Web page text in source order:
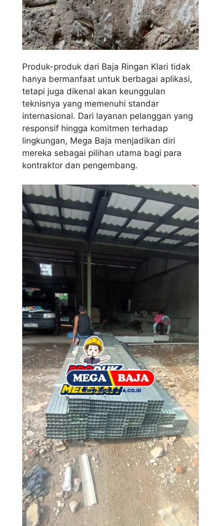
Produk-produk dari Baja Ringan Klari tidak
hanya bermanfaat untuk berbagai aplikasi,
tetapi juga dikenal akan keunggulan
teknisnya yang memenuhi standar
internasional. Dari layanan pelanggan yang
responsif hingga komitmen terhadap
lingkungan, Mega Baja menjadikan diri
mereka sebagai pilihan utama bagi para
kontraktor dan pengembang.